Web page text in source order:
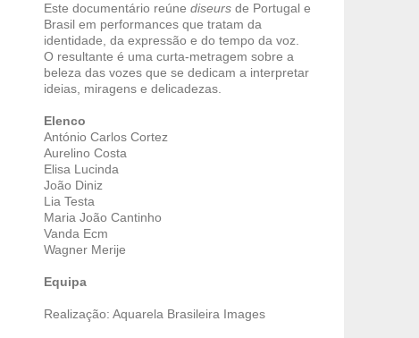
Este documentário reúne diseurs de Portugal e
Brasil em performances que tratam da
identidade, da expressão e do tempo da voz.
O resultante é uma curta-metragem sobre a
beleza das vozes que se dedicam a interpretar
ideias, miragens e delicadezas.
Elenco
António Carlos Cortez
Aurelino Costa
Elisa Lucinda
João Diniz
Lia Testa
Maria João Cantinho
Vanda Ecm
Wagner Merije
Equipa
Realização: Aquarela Brasileira Images